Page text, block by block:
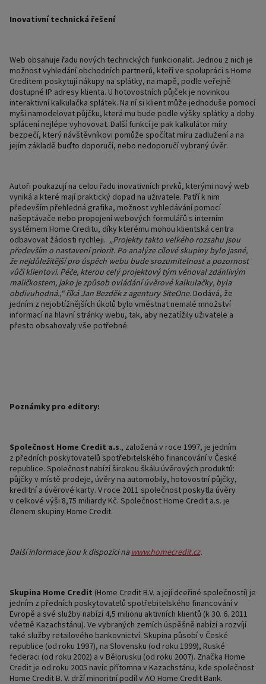
Inovativní technická řešení
Web obsahuje řadu nových technických funkcionalit. Jednou z nich je
možnost vyhledání obchodních partnerů, kteří ve spolupráci s Home
Creditem poskytují nákupy na splátky, na mapě, podle veřejně
dostupné IP adresy klienta. U hotovostních půjček je novinkou
interaktivní kalkulačka splátek. Na ní si klient může jednoduše pomocí
myši namodelovat půjčku, která mu bude podle výšky splátky a doby
splácení nejlépe vyhovovat. Další funkcí je pak kalkulátor míry
bezpečí, který návštěvníkovi pomůže spočítat míru zadlužení a na
jejím základě buďto doporučí, nebo nedoporučí vybraný úvěr.
Autoři poukazují na celou řadu inovativních prvků, kterými nový web
vyniká a které mají praktický dopad na uživatele. Patří k nim
především přehledná grafika, možnost vyhledávání pomocí
našeptávače nebo propojení webových formulářů s interním
systémem Home Creditu, díky kterému mohou klientská centra
odbavovat žádosti rychleji. „Projekty takto velkého rozsahu jsou
především o nastavení priorit. Po analýze cílové skupiny bylo jasné,
že nejdůležitější pro úspěch webu bude srozumitelnost a pozornost
vůči klientovi. Péče, kterou celý projektový tým věnoval zdánlivým
maličkostem, jako je způsob ovládání úvěrové kalkulačky, byla
obdivuhodná.,“ říká Jan Bezděk z agentury SiteOne. Dodává, že
jedním z nejobtížnějších úkolů bylo vměstnat nemalé množství
informací na hlavní stránky webu, tak, aby nezatížily uživatele a
přesto obsahovaly vše potřebné.
Poznámky pro editory:
Společnost Home Credit a.s., založená v roce 1997, je jedním
z předních poskytovatelů spotřebitelského financování v České
republice. Společnost nabízí širokou škálu úvěrových produktů:
půjčky v místě prodeje, úvěry na automobily, hotovostní půjčky,
kreditní a úvěrové karty. V roce 2011 společnost poskytla úvěry
v celkové výši 8,75 miliardy Kč. Společnost Home Credit a.s. je
členem skupiny Home Credit.
Další informace jsou k dispozici na www.homecredit.cz.
Skupina Home Credit (Home Credit B.V. a její dceřiné společnosti) je
jedním z předních poskytovatelů spotřebitelského financování v
Evropě a své služby nabízí 4,5 milionu aktivních klientů (k 30. 6. 2011
včetně Kazachstánu). Ve vybraných zemích úspěšně nabízí a rozvíjí
také služby retailového bankovnictví. Skupina působí v České
republice (od roku 1997), na Slovensku (od roku 1999), Ruské
federaci (od roku 2002) a v Bělorusku (od roku 2007). Značka Home
Credit je od roku 2005 navíc přítomna v Kazachstánu, kde společnost
Home Credit B. V. drží minoritní podíl v AO Home Credit Bank.